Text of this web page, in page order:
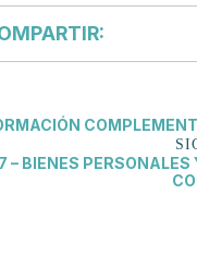
– BIENES PERSONALES